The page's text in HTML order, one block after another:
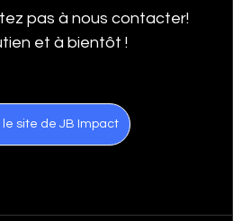
Tok Agence SEO à Québec
Subventions
pas à nous contacter!
et à bientôt !
le site de JB Impact